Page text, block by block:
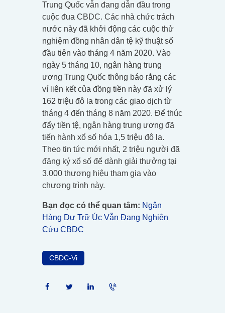
Trung Quốc vẫn đang dẫn đầu trong
cuộc đua CBDC. Các nhà chức trách
nước này đã khởi động các cuộc thử
nghiệm đồng nhân dân tệ kỹ thuật số
đầu tiên vào tháng 4 năm 2020. Vào
ngày 5 tháng 10, ngân hàng trung
ương Trung Quốc thông báo rằng các
ví liên kết của đồng tiền này đã xử lý
162 triệu đô la trong các giao dịch từ
tháng 4 đến tháng 8 năm 2020. Để thúc
đẩy tiền tệ, ngân hàng trung ương đã
tiến hành xổ số hóa 1,5 triệu đô la.
Theo tin tức mới nhất, 2 triệu người đã
đăng ký xổ số để dành giải thưởng tại
3.000 thương hiệu tham gia vào
chương trình này.
Bạn đọc có thể quan tâm: Ngân
Hàng Dự Trữ Úc Vẫn Đang Nghiên
Cứu CBDC
CBDC-Vi